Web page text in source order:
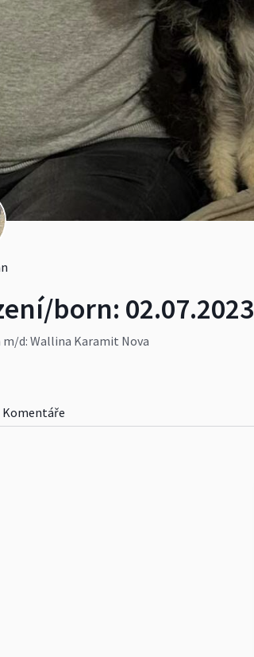
born: 02.07.2023
d: Wallina Karamit Nova
Komentáře